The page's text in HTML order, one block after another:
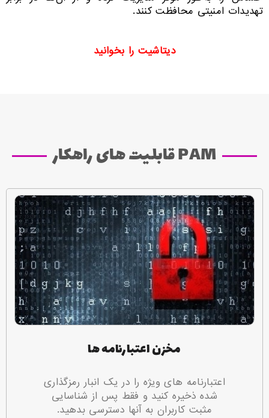
تهدیدات امنیتی محافظت کنند.
دیتاشیت را بخوانید
PAM قابلیت های راهکار
مخزن اعتبارنامه ها
اعتبارنامه های ویژه را در یک انبار رمزگذاری
شده ذخیره کنید و فقط پس از شناسایی
مثبت کاربران به آنها دسترسی بدهید.